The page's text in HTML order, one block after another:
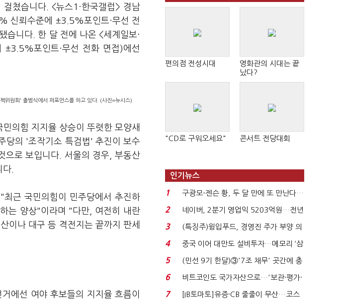
쳤습니다. <뉴스1·한국갤럽> 경남
신뢰수준에 ±3.5%포인트·무선 전
니다. 한 달 전에 나온 <세계일보·
포인트·무선 전화 면접)에선
위원회' 출범식에서 퍼포먼스를 하고 있다. (사진=뉴시스)
의힘 지지율 상승이 뚜렷한 모양새
당의 '조작기소 특검법' 추진이 보수
으로 보입니다. 서울의 경우, 부동산
.
근 국민의힘이 민주당에서 추진하
는 양상"이라며 "다만, 여전히 내란
이나 대구 등 격전지는 끝까지 판세
에선 여야 후보들의 지지율 흐름이
편의점 전성시대
영화관의 시대는 끝
났다?
"CD로 구워오세요" 콘서트 전당대회
인기뉴스
1
구광모-젠슨 황, 두 달 만에 또 만난다…
로봇·AI 등 논...
2
네이버, 2분기 영업익 5203억원…전년
비 0.2% 감소...
3
(특징주)윙입푸드, 경영진 주가 부양 의
지에 상한가...
4
중국 이어 대만도 설비투자…메모리 ‘삼
국전쟁’
5
(민선 9기 한달)③'7조 채무' 곳간에 충
격…추미애, 20년...
6
비트코인도 국가자산으로…'보관·평가·
처분' 기준은 ...
7
[IB토마토]유증·CB 줄줄이 무산…코스